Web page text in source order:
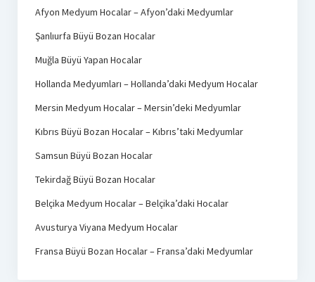
Afyon Medyum Hocalar – Afyon’daki Medyumlar
Şanlıurfa Büyü Bozan Hocalar
Muğla Büyü Yapan Hocalar
Hollanda Medyumları – Hollanda’daki Medyum Hocalar
Mersin Medyum Hocalar – Mersin’deki Medyumlar
Kıbrıs Büyü Bozan Hocalar – Kıbrıs’taki Medyumlar
Samsun Büyü Bozan Hocalar
Tekirdağ Büyü Bozan Hocalar
Belçika Medyum Hocalar – Belçika’daki Hocalar
Avusturya Viyana Medyum Hocalar
Fransa Büyü Bozan Hocalar – Fransa’daki Medyumlar